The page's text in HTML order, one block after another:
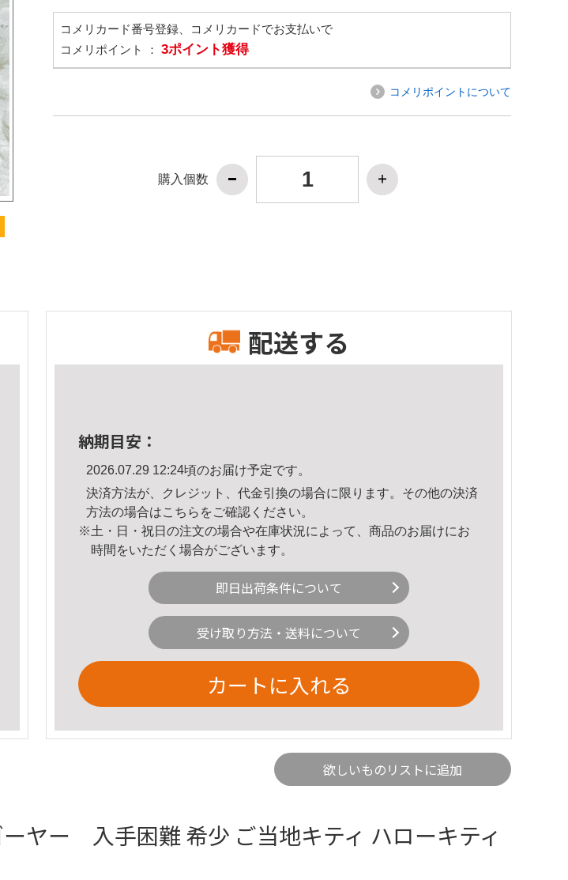
コメリカード番号登録、コメリカードでお支払いで
コメリポイント ： 3ポイント獲得
コメリポイントについて
購入個数
配送する
納期目安：
2026.07.29 12:24頃のお届け予定です。
決済方法が、クレジット、代金引換の場合に限ります。その他の決済
方法の場合はこちら をご確認ください。
※土・日・祝日の注文の場合や在庫状況によって、商品のお届けにお
時間をいただく場合がございます。
即日出荷条件について
受け取り方法・送料について
カートに入れる
欲しいものリストに追加
ー 入手困難 希少 ご当地キティ ハローキティ